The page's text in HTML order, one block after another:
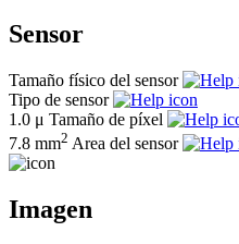
Sensor
Tamaño físico del sensor
Tipo de sensor
1.0 μ Tamaño de píxel
7.8 mm2 Area del sensor
Imagen